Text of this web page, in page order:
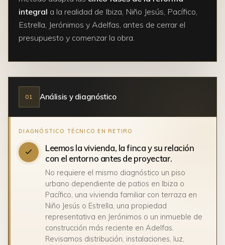
integral a la realidad de Ibiza, Niño Jesús, Pacífico,
Estrella, Jerónimos y Adelfas, antes de cerrar el
presupuesto y comenzar la obra.
01 Análisis y diagnóstico
Leemos la vivienda, la finca y su relación
con el entorno antes de proyectar.
No requiere el mismo diagnóstico un piso
urbano dependiente de patios en Ibiza o
Pacífico, una vivienda familiar con terraza en
Niño Jesús o Estrella, una propiedad
representativa en Jerónimos o un inmueble de
construcción más reciente en Adelfas.
Revisamos distribución, instalaciones, luz,